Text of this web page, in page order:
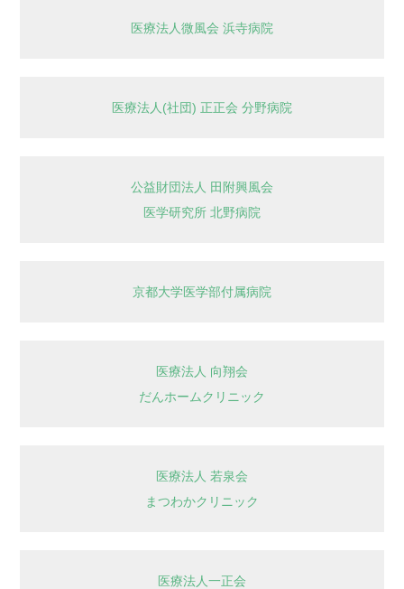
医療法人微風会 浜寺病院
医療法人(社団) 正正会 分野病院
公益財団法人 田附興風会
医学研究所 北野病院
京都大学医学部付属病院
医療法人 向翔会
だんホームクリニック
医療法人 若泉会
まつわかクリニック
医療法人一正会